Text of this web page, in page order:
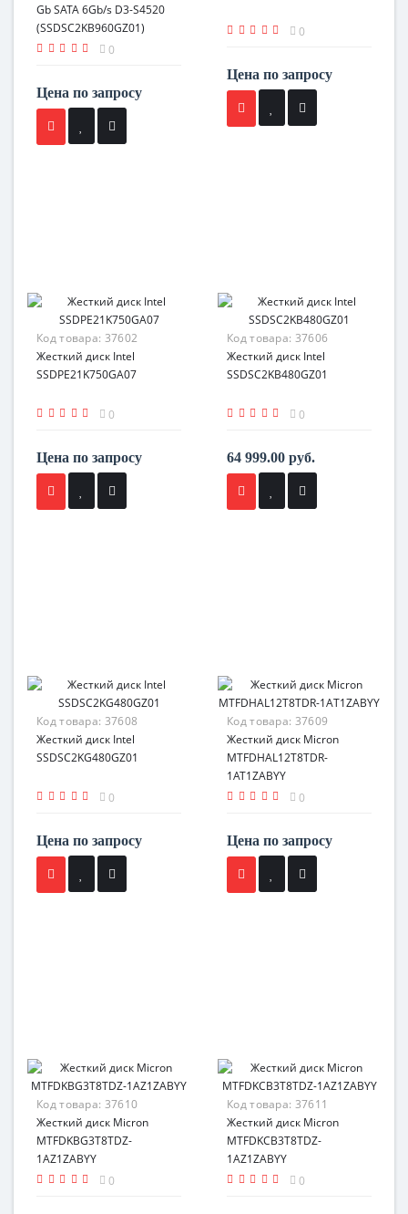
Gb SATA 6Gb/s D3-S4520
(SSDSC2KB960GZ01)
0
Цена по запросу
0
Цена по запросу
Код товара: 37602
Жесткий диск Intel
SSDPE21K750GA07
0
Цена по запросу
Код товара: 37606
Жесткий диск Intel
SSDSC2KB480GZ01
0
64 999.00 руб.
Код товара: 37608
Жесткий диск Intel
SSDSC2KG480GZ01
0
Цена по запросу
Код товара: 37609
Жесткий диск Micron
MTFDHAL12T8TDR-
1AT1ZABYY
0
Цена по запросу
Код товара: 37610
Жесткий диск Micron
MTFDKBG3T8TDZ-
1AZ1ZABYY
0
Код товара: 37611
Жесткий диск Micron
MTFDKCB3T8TDZ-
1AZ1ZABYY
0